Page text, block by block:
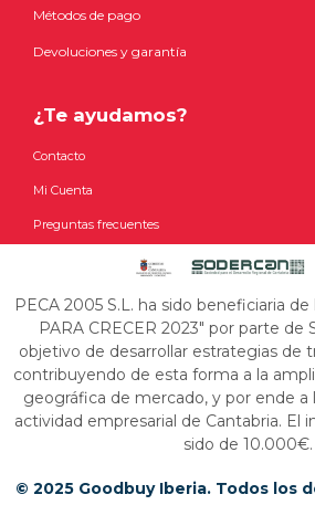
Métodos de pago
Devoluciones y garantía
¿Te ayudamos?
Contacto
Mi Cuenta
Preguntas frecuentes
PECA 2005 S.L. ha sido beneficiaria
PARA CRECER 2023" por parte de
objetivo de desarrollar estrategias de
contribuyendo de esta forma a la
geográfica de mercado, y por ende a
actividad empresarial de Cantabria. El
sido de 10.000€.
© 2025 Goodbuy Iberia. Todos los